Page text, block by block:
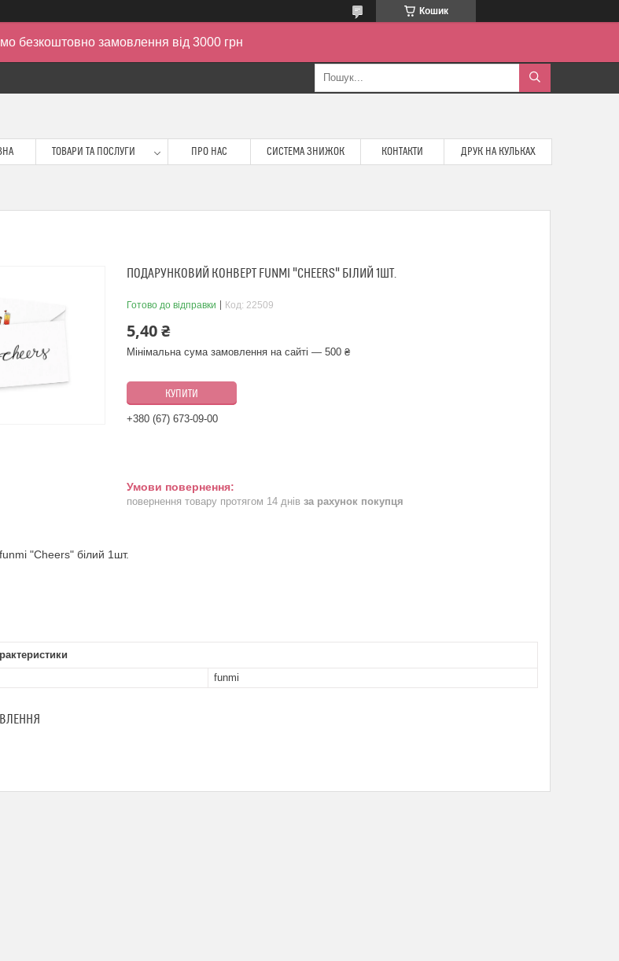
Кошик
безкоштовно замовлення від 3000 грн
ТОВАРИ ТА ПОСЛУГИ ПРО НАС СИСТЕМА ЗНИЖОК КОНТАКТИ ДРУК НА КУЛЬКАХ
ПОДАРУНКОВИЙ КОНВЕРТ FUNMI "CHEERS" БІЛИЙ 1ШТ.
Готово до відправки Код: 22509
5,40 ₴
Мінімальна сума замовлення на сайті — 500 ₴
КУПИТИ
+380 (67) 673-09-00
повернення товару протягом 14 днів за рахунок покупця
"Cheers" білий 1шт.
funmi